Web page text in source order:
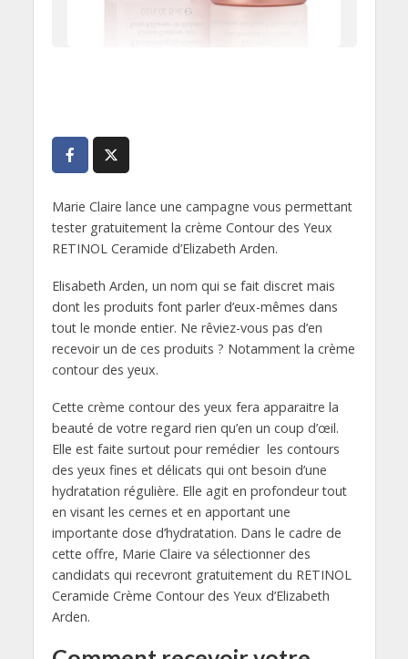
Marie Claire lance une campagne vous permettant
tester gratuitement la crème Contour des Yeux
RETINOL Ceramide d’Elizabeth Arden.
Elisabeth Arden, un nom qui se fait discret mais
dont les produits font parler d’eux-mêmes dans
tout le monde entier. Ne rêviez-vous pas d’en
recevoir un de ces produits ? Notamment la crème
contour des yeux.
Cette crème contour des yeux fera apparaitre la
beauté de votre regard rien qu’en un coup d’œil.
Elle est faite surtout pour remédier les contours
des yeux fines et délicats qui ont besoin d’une
hydratation régulière. Elle agit en profondeur tout
en visant les cernes et en apportant une
importante dose d’hydratation. Dans le cadre de
cette offre, Marie Claire va sélectionner des
candidats qui recevront gratuitement du RETINOL
Ceramide Crème Contour des Yeux d’Elizabeth
Arden.